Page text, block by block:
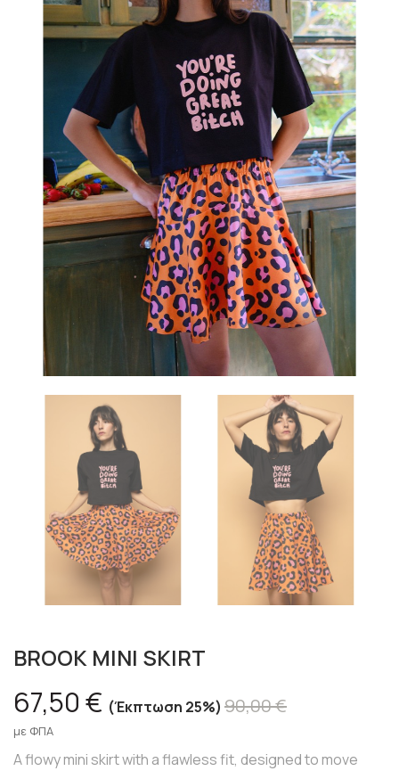
BROOK MINI SKIRT
67,50 € Έκπτωση 25% 90,00 €
με ΦΠΑ
A flowy mini skirt with a flawless fit, designed to move